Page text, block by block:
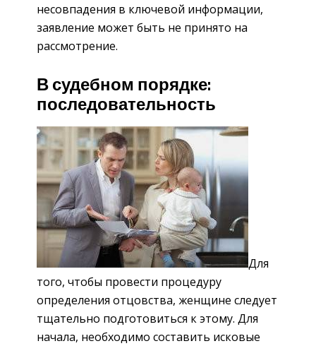
несовпадения в ключевой информации,
заявление может быть не принято на
рассмотрение.
В судебном порядке:
последовательность
Для
того, чтобы провести процедуру
определения отцовства, женщине следует
тщательно подготовиться к этому. Для
начала, необходимо составить исковые